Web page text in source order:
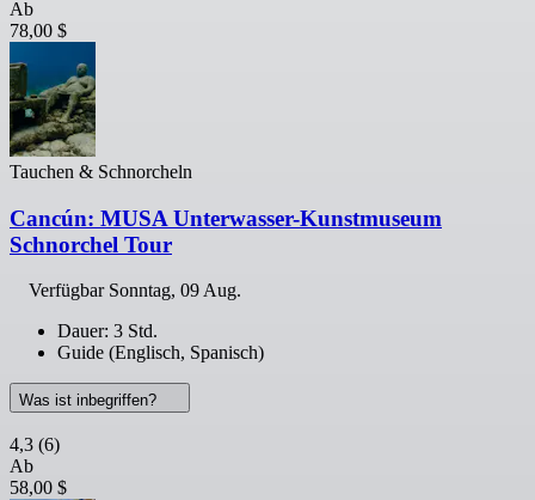
Ab
78,00 $
Tauchen & Schnorcheln
Cancún: MUSA Unterwasser-Kunstmuseum
Schnorchel Tour
Verfügbar Sonntag, 09 Aug.
Dauer: 3 Std.
Guide (Englisch, Spanisch)
Was ist inbegriffen?
4,3 (6)
Ab
58,00 $